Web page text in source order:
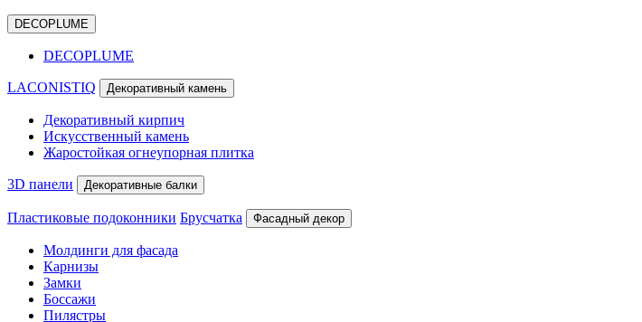
DECOPLUME
DECOPLUME
LACONISTIQ Декоративный камень
Декоративный кирпич
Искусственный камень
Жаростойкая огнеупорная плитка
3D панели Декоративные балки
Пластиковые подоконники Брусчатка Фасадный декор
Молдинги для фасада
Карнизы
Замки
Боссажи
Пилястры